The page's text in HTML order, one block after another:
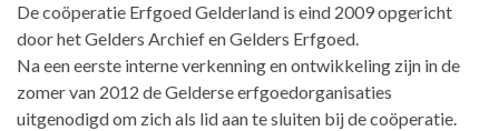
De coöperatie Erfgoed Gelderland is eind 2009 opgericht
door het Gelders Archief en Gelders Erfgoed.
Na een eerste interne verkenning en ontwikkeling zijn in de
zomer van 2012 de Gelderse erfgoedorganisaties
uitgenodigd om zich als lid aan te sluiten bij de coöperatie.